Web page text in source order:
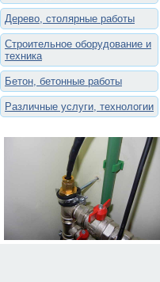
Дерево, столярные работы
Строительное оборудование и
техника
Бетон, бетонные работы
Различные услуги, технологии